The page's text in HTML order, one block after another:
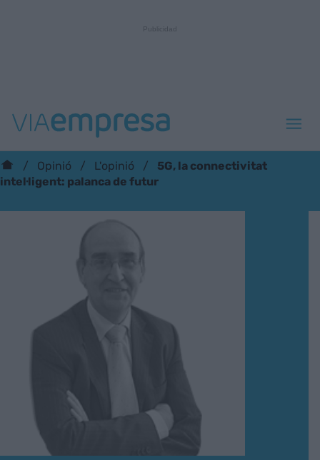
Opinió L'opinió
5G, la connectivitat
intel·ligent: palanca de futur